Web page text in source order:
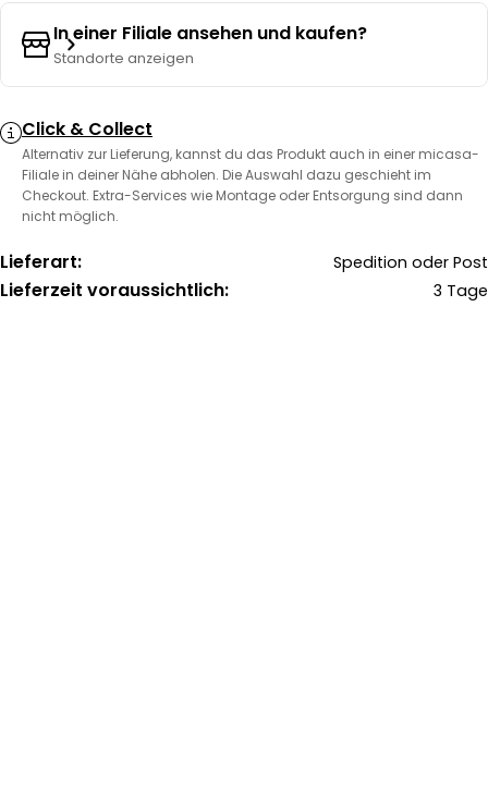
In einer Filiale ansehen und kaufen?
Standorte anzeigen
Click & Collect
Alternativ zur Lieferung, kannst du das Produkt auch in einer micasa-
Filiale in deiner Nähe abholen. Die Auswahl dazu geschieht im
Checkout. Extra-Services wie Montage oder Entsorgung sind dann
nicht möglich.
Lieferart: Spedition oder Post
Lieferzeit voraussichtlich: 3 Tage